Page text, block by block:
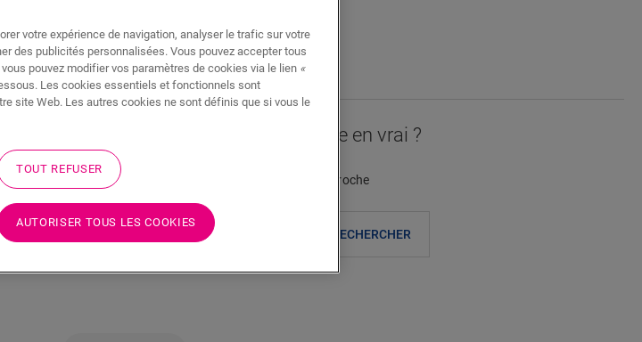
AJOUTER AU PANIER
Hâte de découvrir cet accessoire en vrai ?
Rendez visite à votre revendeur le plus proche
RECHERCHER
votre expérience de navigation, analyser le trafic sur votre
des publicités personnalisées. Vous pouvez accepter tous
pouvez modifier vos paramètres de cookies via le lien «
Les cookies essentiels et fonctionnels sont
site Web. Les autres cookies ne sont définis que si vous le
TOUT REFUSER
AUTORISER TOUS LES COOKIES